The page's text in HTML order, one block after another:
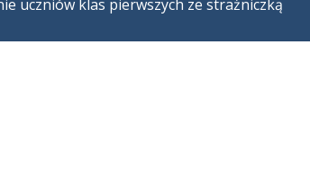
uczniów klas pierwszych ze strażniczką